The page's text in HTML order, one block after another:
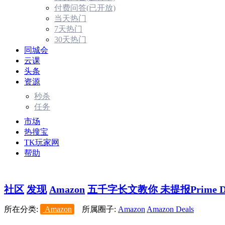
付费问答(已开放)
当天热门
7天热门
30天热门
同城会
云课
头条
资源
秒杀
任务
市场
热搜宝
TK玩家网
帮助
社区 发现 Amazon 五千字长文教你 未提报Prime
所在分类: Amazon 所属圈子: AmazonAmazon Deals